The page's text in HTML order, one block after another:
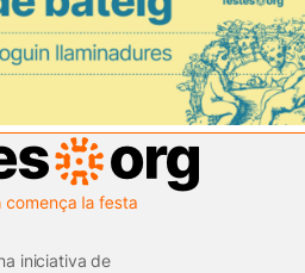
iniciativa de